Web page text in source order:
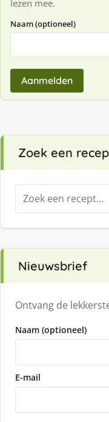
lezen mee.
Naam (optioneel)
Aanmelden
Zoek een
Zoeken
naar:
Nieuwsbrief
Ontvang de
Naam (optioneel)
E-mail